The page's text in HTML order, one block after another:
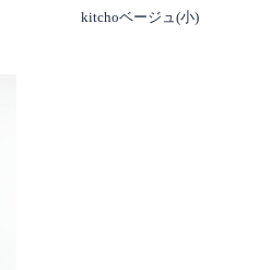
kitchoベージュ(小)